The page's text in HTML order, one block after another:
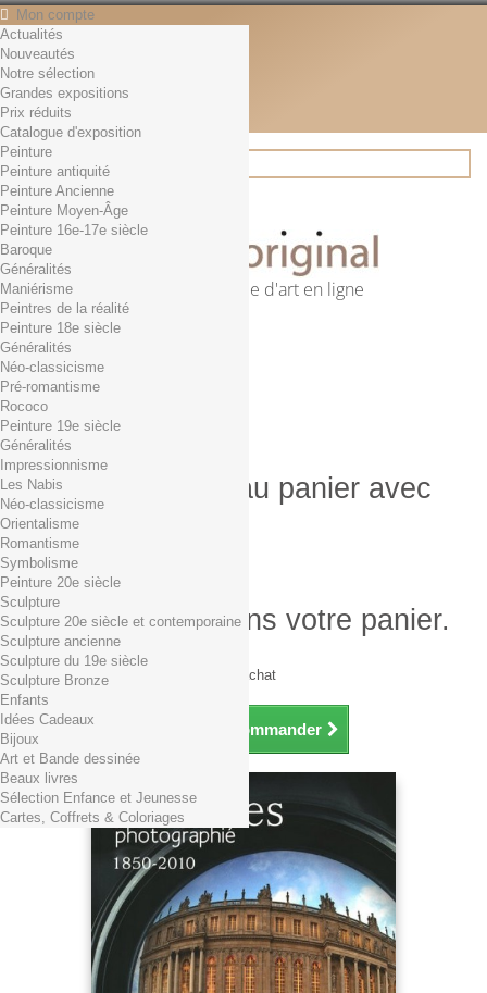
Mon compte
Contact
Français
English
Français
Actualités
Rechercher
Première librairie d'art en ligne
Panier (vide)
Aucun produit
0,01€ dès 29€ d'achat
0,00 € Total
Commander
Produit ajouté au panier avec
succès
Quantité
Total
Il y a 1 produit dans votre panier.
Total produits TTC
Frais de port TTC
0,01€ dès 29€ d'achat
Total TTC
Continuer mes achats Commander
Actualités
Nouveautés
Notre sélection
Grandes expositions
Prix réduits
Catalogue d'exposition
Peinture
Peinture antiquité
Peinture Ancienne
Peinture Moyen-Âge
Peinture 16e-17e siècle
Baroque
Généralités
Maniérisme
Peintres de la réalité
Peinture 18e siècle
Généralités
Néo-classicisme
Pré-romantisme
Rococo
Peinture 19e siècle
Généralités
Impressionnisme
Les Nabis
Néo-classicisme
Orientalisme
Romantisme
Symbolisme
Peinture 20e siècle
Sculpture
Sculpture 20e siècle et contemporaine
Sculpture ancienne
Sculpture du 19e siècle
Sculpture Bronze
Enfants
Idées Cadeaux
Bijoux
Art et Bande dessinée
Beaux livres
Sélection Enfance et Jeunesse
Cartes, Coffrets & Coloriages